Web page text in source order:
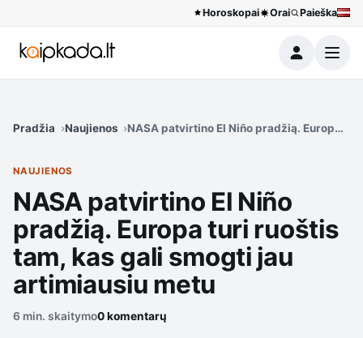
Horoskopai Orai Paieška
Meniu
Pradžia Naujienos NASA patvirtino El Niño pradžią. Europa
NAUJIENOS
NASA patvirtino El Niño
pradžią. Europa turi ruoštis
tam, kas gali smogti jau
artimiausiu metu
6 min. skaitymo0 komentarų